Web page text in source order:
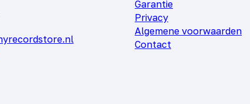
Garantie
Privacy
Algemene voorwaarden
Contact